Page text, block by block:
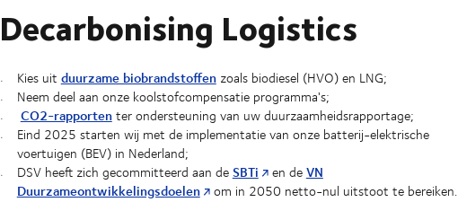
Decarbonising Logistics
Kies uit duurzame biobrandstoffenzoals biodiesel (HVO) en LNG;
Neem deel aan onze koolstofcompensatie programma's;
CO2-rapportenter ondersteuning van uw duurzaamheidsrapportage;
Eind 2025 starten wij met de implementatie van onze batterij-elektrische
voertuigen (BEV) in Nederland;
DSV heeft zich gecommitteerd aan deSBTi en deVN
Duurzameontwikkelingsdoelen om in 2050 netto-nul uitstoot te bereiken.